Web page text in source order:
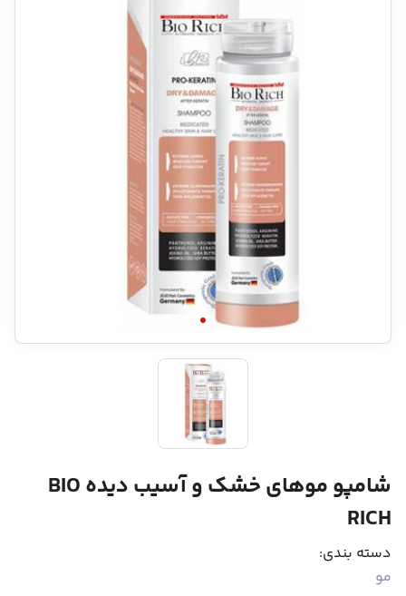
شامپو موهای خشک و آسیب دیده BIO
RICH
دسته بندی:
مو